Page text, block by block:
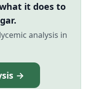
it does to
analysis in
→